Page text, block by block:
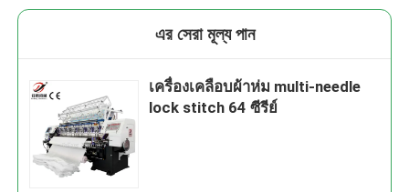
এর সেরা মূল্য পান
เครื่องเคลือบผ้าห่ม multi-needle
lock stitch 64 ซีรีย์